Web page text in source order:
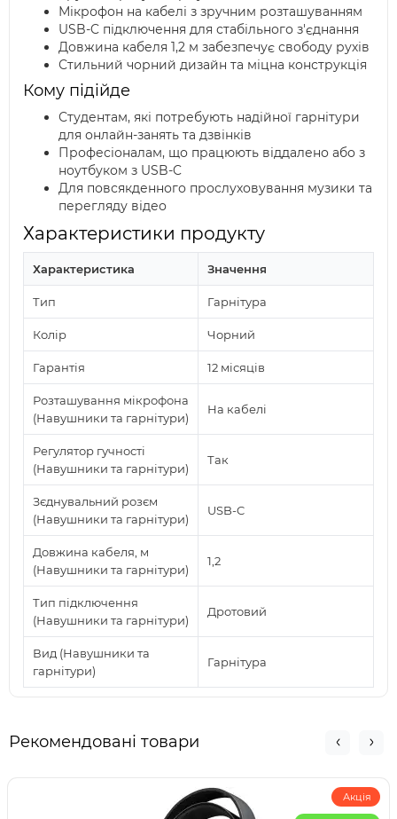
Мікрофон на кабелі з зручним розташуванням
USB-C підключення для стабільного з'єднання
Довжина кабеля 1,2 м забезпечує свободу рухів
Стильний чорний дизайн та міцна конструкція
Кому підійде
Студентам, які потребують надійної гарнітури
для онлайн-занять та дзвінків
Професіоналам, що працюють віддалено або з
ноутбуком з USB-C
Для повсякденного прослуховування музики та
перегляду відео
Характеристики продукту
Характеристика Значення
Тип Гарнітура
Колір Чорний
Гарантія 12 місяців
Розташування мікрофона
(Навушники та гарнітури)
На кабелі
Регулятор гучності
(Навушники та гарнітури)
Так
Зєднувальний розєм
(Навушники та гарнітури)
USB-C
Довжина кабеля, м
(Навушники та гарнітури)
1,2
Тип підключення
(Навушники та гарнітури)
Дротовий
Вид (Навушники та
гарнітури)
Гарнітура
Рекомендовані товари
Акція